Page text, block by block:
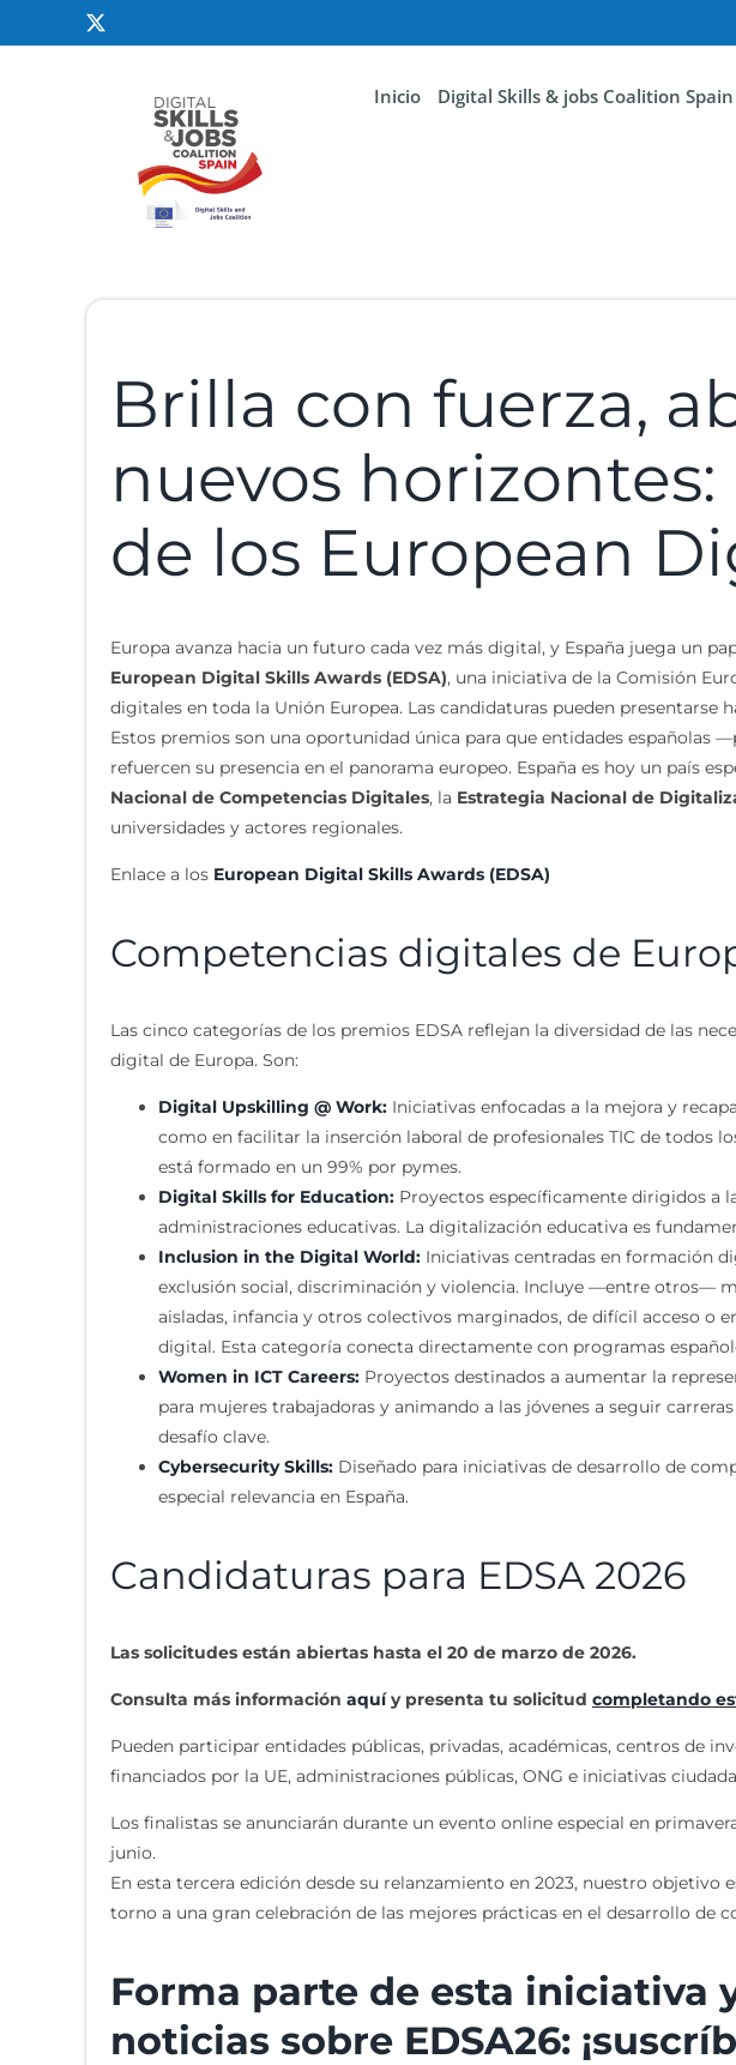
Inicio Digital Skills & jobs Coalition Spain
Brilla con fuerza,
nuevos
de los European
Europa avanza hacia un futuro cada vez más digital, y España juega un
European Digital Skills Awards (EDSA), una iniciativa de la Comisión
digitales en toda la Unión Europea. Las candidaturas pueden presentarse
Estos premios son una oportunidad única para que entidades españolas
refuercen su presencia en el panorama europeo. España es hoy un país
Nacional de Competencias Digitales, la Estrategia Nacional de
universidades y actores regionales.
Enlace a los European Digital Skills Awards (EDSA)
Competencias digitales de
Las cinco categorías de los premios EDSA reflejan la diversidad de las
digital de Europa. Son:
Digital Upskilling @ Work: Iniciativas enfocadas a la mejora y
como en facilitar la inserción laboral de profesionales TIC de todos
está formado en un 99% por pymes.
Digital Skills for Education: Proyectos específicamente dirigidos a
administraciones educativas. La digitalización educativa es
Inclusion in the Digital World: Iniciativas centradas en formación
exclusión social, discriminación y violencia. Incluye —entre otros—
aisladas, infancia y otros colectivos marginados, de difícil acceso o
digital. Esta categoría conecta directamente con programas
Women in ICT Careers: Proyectos destinados a aumentar la
para mujeres trabajadoras y animando a las jóvenes a seguir
desafío clave.
Cybersecurity Skills: Diseñado para iniciativas de desarrollo de
especial relevancia en España.
Candidaturas para EDSA 2026
Las solicitudes están abiertas hasta el 20 de marzo de 2026.
Consulta más información aquíy presenta tu solicitud completando
Pueden participar entidades públicas, privadas, académicas, centros de
financiados por la UE, administraciones públicas, ONG e iniciativas
Los finalistas se anunciarán durante un evento online especial en
junio.
En esta tercera edición desde su relanzamiento en 2023, nuestro
torno a una gran celebración de las mejores prácticas en el desarrollo de
Forma parte de esta iniciativa
noticias sobre EDSA26: ¡